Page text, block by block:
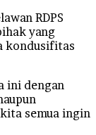
RDPS
yang
kondusifitas
ini dengan
semua ingin